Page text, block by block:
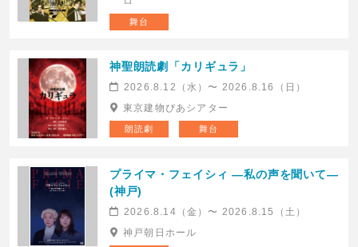
舞台
神聖朗読劇「カリギュラ」
2026.8.12（水）〜 2026.8.16（日）
東京建物ぴあシアター
朗読劇 舞台
プライマ・フェイシィ —私の声を聞いて—
(神戸)
2026.8.14（金）〜 2026.8.15（土）
神戸朝日ホール